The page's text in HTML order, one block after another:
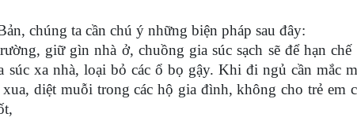
chúng ta cần chú ý những biện pháp sau đây:
giữ gìn nhà ở, chuồng gia súc sạch sẽ để hạn chế
xa nhà, loại bỏ các ổ bọ gậy. Khi đi ngủ cần mắc
diệt muỗi trong các hộ gia đình, không cho trẻ em